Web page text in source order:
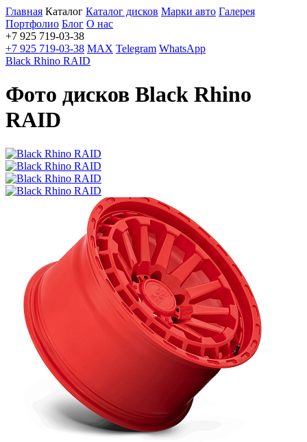
Главная Каталог Каталог дисков Марки авто Галерея
Портфолио Блог О нас
+7 925 719-03-38
+7 925 719-03-38 MAX Telegram WhatsApp
Black Rhino RAID
Фото дисков Black Rhino
RAID